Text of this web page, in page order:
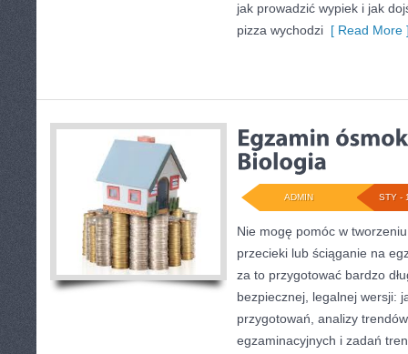
jak prowadzić wypiek i jak
pizza wychodzi [ Read More
STY -
ADMIN
Nie mogę pomóc w
przecieki lub ściąganie na
za to przygotować bardzo
bezpiecznej, legalnej wersji:
przygotowań, analizy
egzaminacyjnych i zadań